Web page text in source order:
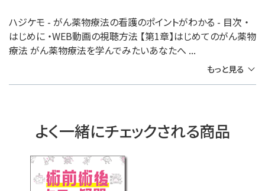
ハジケモ - がん薬物療法の看護のポイントがわかる - 目次 ・
はじめに ・WEB動画の視聴方法 【第1章】はじめてのがん薬物
療法 がん薬物療法を学んでみたいあなたへ ...
もっと見る
よく一緒にチェックされる商品